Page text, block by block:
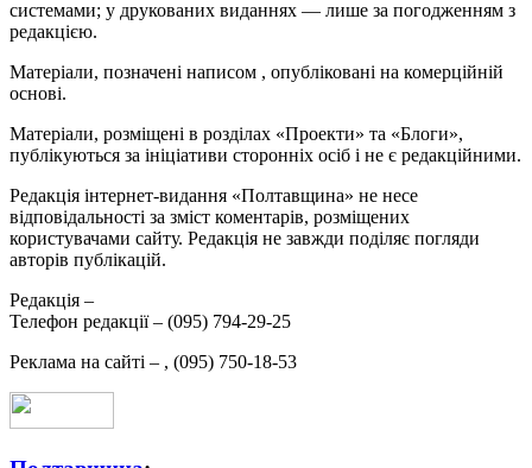
системами; у друкованих виданнях — лише за погодженням з
редакцією.
Матеріали, позначені написом , опубліковані на комерційній
основі.
Матеріали, розміщені в розділах «Проекти» та «Блоги»,
публікуються за ініціативи сторонніх осіб і не є редакційними.
Редакція інтернет-видання «Полтавщина» не несе
відповідальності за зміст коментарів, розміщених
користувачами сайту. Редакція не завжди поділяє погляди
авторів публікацій.
Редакція –
Телефон редакції – (095) 794-29-25
Реклама на сайті – , (095) 750-18-53